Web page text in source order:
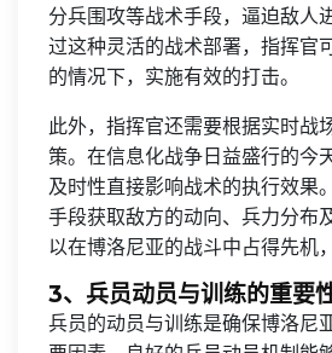
分兵围攻等战术手段，逼迫敌人
过这种灵活的战术部署，指挥官
的情况下，实施有效的打击。
此外，指挥官还需要根据实时战
策。在信息化战争日益盛行的今
及时性直接影响战术的执行效果
手段获取敌方的动向、兵力分布
以在博洛尼亚的战斗中占得先机
3、兵员动员与训练的重要
兵员的动员与训练是确保博洛尼